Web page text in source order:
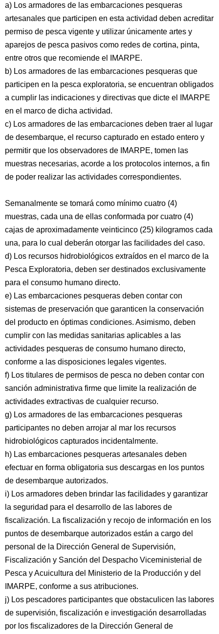
a) Los armadores de las embarcaciones pesqueras
artesanales que participen en esta actividad deben acreditar
permiso de pesca vigente y utilizar únicamente artes y
aparejos de pesca pasivos como redes de cortina, pinta,
entre otros que recomiende el IMARPE.
b) Los armadores de las embarcaciones pesqueras que
participen en la pesca exploratoria, se encuentran obligados
a cumplir las indicaciones y directivas que dicte el IMARPE
en el marco de dicha actividad.
c) Los armadores de las embarcaciones deben traer al lugar
de desembarque, el recurso capturado en estado entero y
permitir que los observadores de IMARPE, tomen las
muestras necesarias, acorde a los protocolos internos, a fin
de poder realizar las actividades correspondientes.
Semanalmente se tomará como mínimo cuatro (4)
muestras, cada una de ellas conformada por cuatro (4)
cajas de aproximadamente veinticinco (25) kilogramos cada
una, para lo cual deberán otorgar las facilidades del caso.
d) Los recursos hidrobiológicos extraídos en el marco de la
Pesca Exploratoria, deben ser destinados exclusivamente
para el consumo humano directo.
e) Las embarcaciones pesqueras deben contar con
sistemas de preservación que garanticen la conservación
del producto en óptimas condiciones. Asimismo, deben
cumplir con las medidas sanitarias aplicables a las
actividades pesqueras de consumo humano directo,
conforme a las disposiciones legales vigentes.
f) Los titulares de permisos de pesca no deben contar con
sanción administrativa firme que limite la realización de
actividades extractivas de cualquier recurso.
g) Los armadores de las embarcaciones pesqueras
participantes no deben arrojar al mar los recursos
hidrobiológicos capturados incidentalmente.
h) Las embarcaciones pesqueras artesanales deben
efectuar en forma obligatoria sus descargas en los puntos
de desembarque autorizados.
i) Los armadores deben brindar las facilidades y garantizar
la seguridad para el desarrollo de las labores de
fiscalización. La fiscalización y recojo de información en los
puntos de desembarque autorizados están a cargo del
personal de la Dirección General de Supervisión,
Fiscalización y Sanción del Despacho Viceministerial de
Pesca y Acuicultura del Ministerio de la Producción y del
IMARPE, conforme a sus atribuciones.
j) Los pescadores participantes que obstaculicen las labores
de supervisión, fiscalización e investigación desarrolladas
por los fiscalizadores de la Dirección General de